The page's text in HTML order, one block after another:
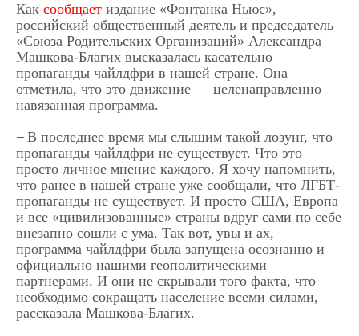
Как сообщает издание «Фонтанка Ньюс»,
российский общественный деятель и председатель
«Союза Родительских Организаций» Александра
Машкова-Благих высказалась касательно
пропаганды чайлдфри в нашей стране. Она
отметила, что это движение — целенаправленно
навязанная программа.
— В последнее время мы слышим такой лозунг, что
пропаганды чайлдфри не существует. Что это
просто личное мнение каждого. Я хочу напомнить,
что ранее в нашей стране уже сообщали, что ЛГБТ-
пропаганды не существует. И просто США, Европа
и все «цивилизованные» страны вдруг сами по себе
внезапно сошли с ума. Так вот, увы и ах,
программа чайлдфри была запущена осознанно и
официально нашими геополитическими
партнерами. И они не скрывали того факта, что
необходимо сокращать население всеми силами, —
рассказала Машкова-Благих.